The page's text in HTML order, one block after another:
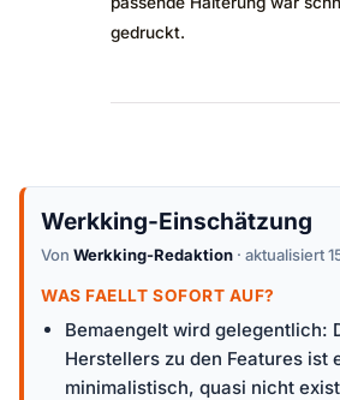
gedruckt.
Werkking-Einschätzung
Von Werkking-Redaktion · aktualisiert
WAS FAELLT SOFORT AUF?
Bemaengelt wird gelegentlich:
Herstellers zu den Features ist
minimalistisch, quasi nicht